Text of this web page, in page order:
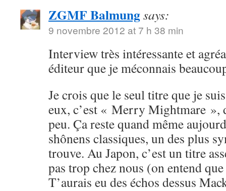
ZGMF Balmungsays:
9 novembre 2012 at 7 h 38 min
Interview très intéressante et
éditeur que je méconnais
Je crois que le seul titre que je
eux, c’est « Merry Mightmare »,
peu. Ça reste quand même
shônens classiques, un des plus
trouve. Au Japon, c’est un titre
pas trop chez nous (on entend
T’aurais eu des échos dessus